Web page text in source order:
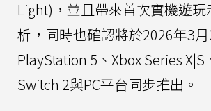
Light)，並且帶來首次實機遊
析，同時也確認將於2026年3
PlayStation 5、Xbox Series
Switch 2與PC平台同步推出。